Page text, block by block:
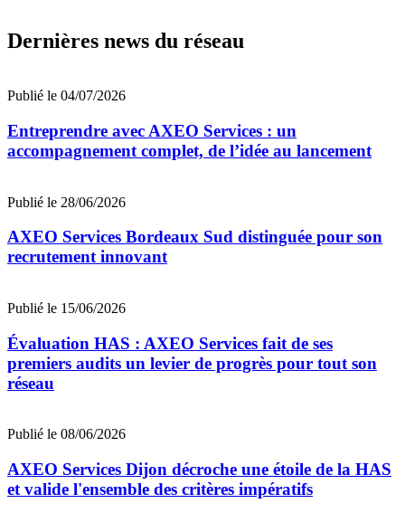
Dernières news du réseau
Publié le 04/07/2026
Entreprendre avec AXEO Services : un
accompagnement complet, de l’idée au lancement
Publié le 28/06/2026
AXEO Services Bordeaux Sud distinguée pour son
recrutement innovant
Publié le 15/06/2026
Évaluation HAS : AXEO Services fait de ses
premiers audits un levier de progrès pour tout son
réseau
Publié le 08/06/2026
AXEO Services Dijon décroche une étoile de la HAS
et valide l'ensemble des critères impératifs